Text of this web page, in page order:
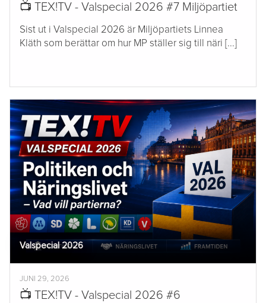
📺 TEX!TV - Valspecial 2026 #7 Miljöpartiet
Sist ut i Valspecial 2026 är Miljöpartiets Linnea
Kläth som berättar om hur MP ställer sig till näri [...]
Valspecial 2026
JUNI 29, 2026
📺 TEX!TV - Valspecial 2026 #6